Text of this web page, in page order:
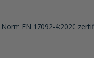
EN 17092-4:2020